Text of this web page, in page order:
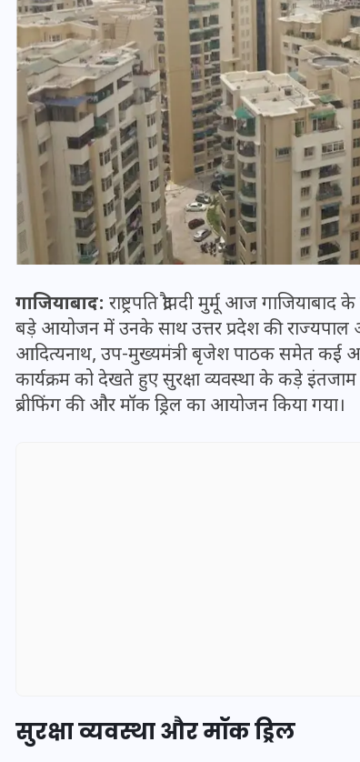
गाजियाबाद: राष्ट्रपति द्रौपदी मुर्मू आज
बड़े आयोजन में उनके साथ उत्तर प्रदेश की राज्यपाल
आदित्यनाथ, उप-मुख्यमंत्री बृजेश पाठक समेत कई
कार्यक्रम को देखते हुए सुरक्षा व्यवस्था के कड़े
ब्रीफिंग की और मॉक ड्रिल का आयोजन किया गया।
सुरक्षा व्यवस्था और मॉक ड्रिल
वोटर लिस्ट पुनरीक्षण
हुआ बदलाव, देखें नई तारीखों
पूरी लिस्ट
30 दिसम्बर 2025